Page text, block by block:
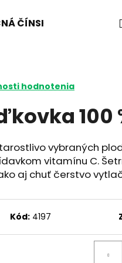
ČÍNSKA MEDICÍNA
hodnotenia
100
vybraných
vitamínu C.
aj chuť čerstvo
Kód: 4197